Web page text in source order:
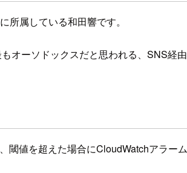
所属している和田響です。
オーソドックスだと思われる、SNS経
値を超えた場合にCloudWatchアラー